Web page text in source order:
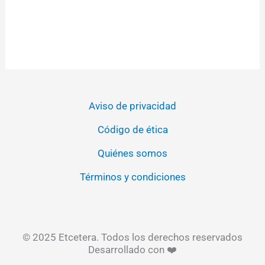
Aviso de privacidad
Código de ética
Quiénes somos
Términos y condiciones
© 2025 Etcetera. Todos los derechos reservados
Desarrollado con ❤️